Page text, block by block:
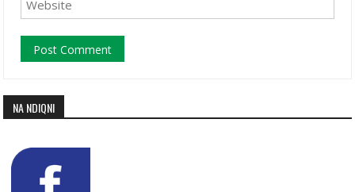
NA NDIQNI